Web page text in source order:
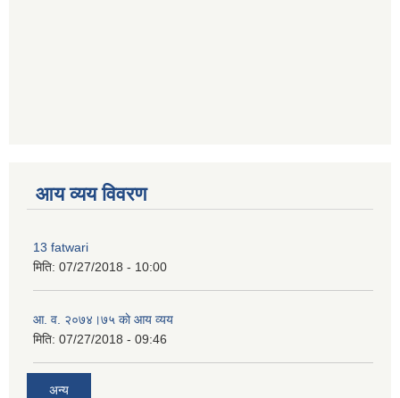
आय व्यय विवरण
13 fatwari
मिति: 07/27/2018 - 10:00
आ‍. व. २०७४।७५ काे आय व्यय
मिति: 07/27/2018 - 09:46
अन्य